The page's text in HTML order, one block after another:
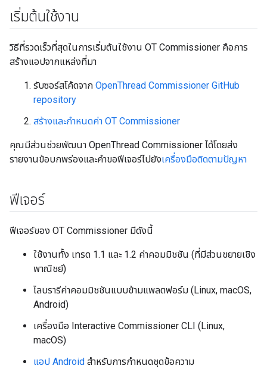
เริ่มต้นใช้งาน
วิธีที่รวดเร็วที่สุดในการเริ่มต้นใช้งาน OT Commissioner คือการ
สร้างแอปจากแหล่งที่มา
รับซอร์สโค้ดจาก OpenThread Commissioner GitHub
repository
สร้างและกําหนดค่า OT Commissioner
คุณมีส่วนช่วยพัฒนา OpenThread Commissioner ได้โดยส่ง
รายงานข้อบกพร่องและคําขอฟีเจอร์ไปยังเครื่องมือติดตามปัญหา
ฟีเจอร์
ฟีเจอร์ของ OT Commissioner มีดังนี้
ใช้งานทั้ง เทรด 1.1 และ 1.2 ค่าคอมมิชชัน (ที่มีส่วนขยายเชิง
พาณิชย์)
ไลบรารีค่าคอมมิชชันแบบข้ามแพลตฟอร์ม (Linux, macOS,
Android)
เครื่องมือ Interactive Commissioner CLI (Linux,
macOS)
แอป Android สําหรับการกําหนดชุดข้อความ